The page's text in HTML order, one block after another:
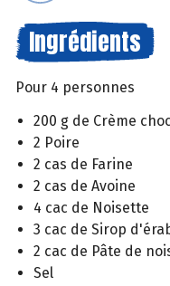
Ingrédients
Pour 4 personnes
200 g de Crème
2 Poire
2 cas de Farine
2 cas de Avoine
4 cac de Noisette
3 cac de Sirop
2 cac de Pâte de
Sel